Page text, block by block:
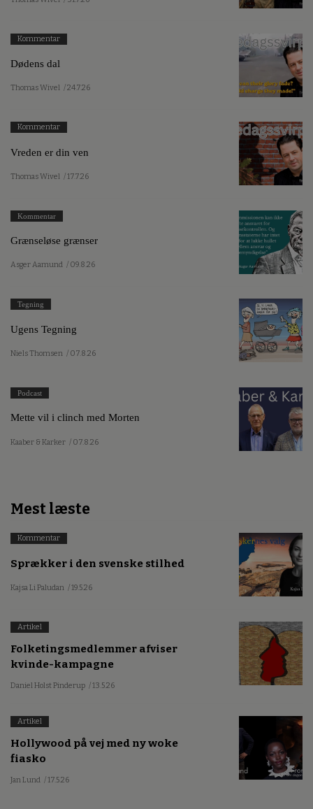
Kommentar
Dødens dal
Thomas Wivel / 24.7.26
Kommentar
Vreden er din ven
Thomas Wivel / 17.7.26
Kommentar
Grænseløse grænser
Asger Aamund / 09.8.26
Tegning
Ugens Tegning
Niels Thomsen / 07.8.26
Podcast
Mette vil i clinch med Morten
Kaaber & Karker / 07.8.26
Mest læste
Kommentar
Sprækker i den svenske stilhed
Kajsa Li Paludan / 19.5.26
Artikel
Folketingsmedlemmer afviser
kvinde-kampagne
Daniel Holst Pinderup / 13.5.26
Artikel
Hollywood på vej med ny woke
fiasko
Jan Lund / 17.5.26